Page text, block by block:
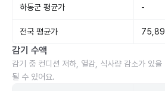
하동군 평균가 -
전국 평균가
감기 수액
감기 중 컨디션 저하, 열감, 식사량 감소가 있
될 수 있어요.